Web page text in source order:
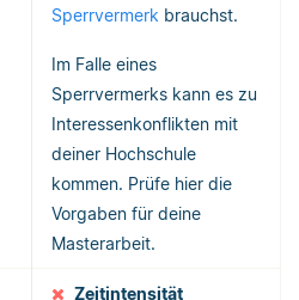
Sperrvermerk brauchst.
Im Falle eines
Sperrvermerks kann es zu
Interessenkonflikten mit
deiner Hochschule
kommen. Prüfe hier die
Vorgaben für deine
Masterarbeit.
Zeitintensität